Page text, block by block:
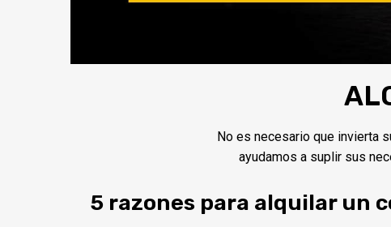
No es necesario que invierta
ayudamos a suplir sus
5 razones para alquilar un